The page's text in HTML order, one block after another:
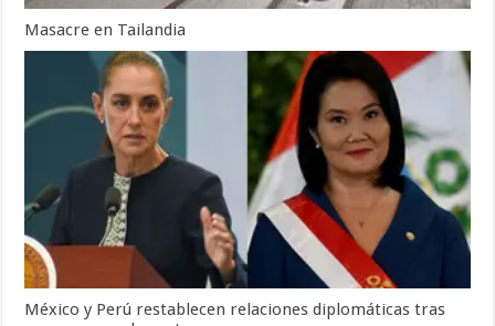
Masacre en Tailandia
México y Perú restablecen relaciones diplomáticas tras